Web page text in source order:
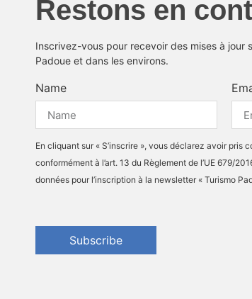
Restons en
Inscrivez-vous pour recevoir des mises à jour
Padoue et dans les environs.
Name
En cliquant sur « S’inscrire », vous déclarez avoir pris
conformément à l’art. 13 du Règlement de l’UE 679/
données pour l’inscription à la newsletter « Turismo
Subscribe